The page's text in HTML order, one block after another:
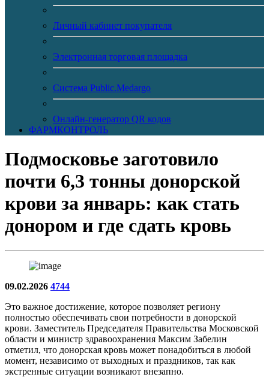
Личный кабинет покупателя
Электронная торговая площадка
Система Public.Medargo
Онлайн-генератор QR кодов
ФАРМКОНТРОЛЬ
Подмосковье заготовило
почти 6,3 тонны донорской
крови за январь: как стать
донором и где сдать кровь
09.02.2026 4744
Это важное достижение, которое позволяет региону
полностью обеспечивать свои потребности в донорской
крови. Заместитель Председателя Правительства Московской
области и министр здравоохранения Максим Забелин
отметил, что донорская кровь может понадобиться в любой
момент, независимо от выходных и праздников, так как
экстренные ситуации возникают внезапно.